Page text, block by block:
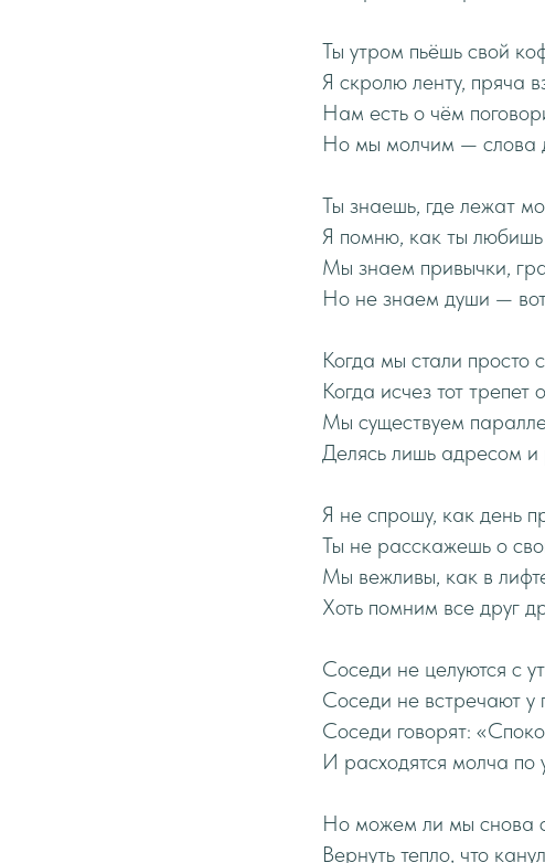
Ты утром пьёшь свой
Я скролю ленту, пряча
Нам есть о чём
Но мы молчим — слова
Ты знаешь, где лежат
Я помню, как ты любишь
Мы знаем привычки,
Но не знаем души —
Когда мы стали просто
Когда исчез тот трепет
Мы существуем
Делясь лишь адресом
Я не спрошу, как день
Ты не расскажешь о
Мы вежливы, как в
Хоть помним все друг
Соседи не целуются с
Соседи не встречают у
Соседи говорят:
И расходятся молча по
Но можем ли мы снова
Вернуть тепло, что